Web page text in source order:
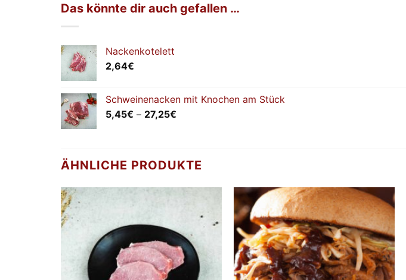
Das könnte dir auch gefallen …
Nackenkotelett
2,64€
Schweinenacken mit Knochen am Stück
5,45€ – 27,25€
ÄHNLICHE PRODUKTE